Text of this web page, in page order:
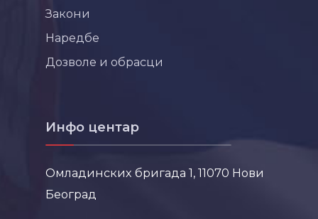
Закони
Наредбе
Дозволе и обрасци
Инфо центар
Омладинских бригада 1, 11070 Нови
Београд